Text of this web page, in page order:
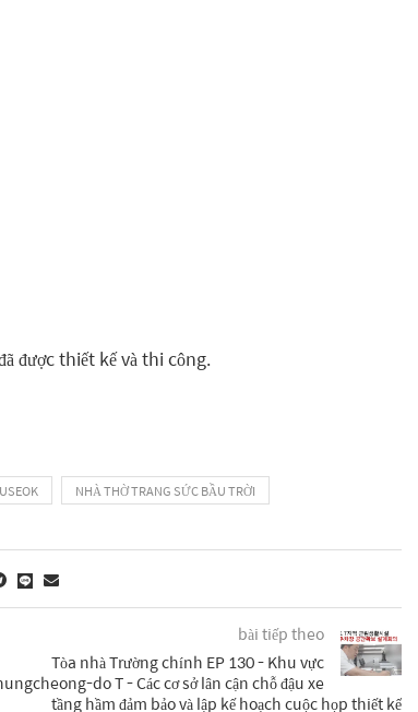
được thiết kế và thi công.
NHÀ THỜ TRANG SỨC BẦU TRỜI
bài tiếp theo
Tòa nhà Trường chính EP 130 - Khu vực
do T - Các cơ sở lân cận chỗ đậu xe
tầng hầm đảm bảo và lập kế hoạch cuộc họp thiết kế